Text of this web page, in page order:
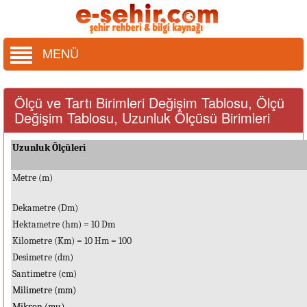
MENÜ
Ölçü ve Tartı Birimleri Değişim Tablosu, Ölçü
Değişim Tablosu, Uzunluk Ölçüsü Birimleri
Uzunluk Ölçüleri
Metre (m)
Dekametre (Dm)
Hektametre (hm) = 10 Dm
Kilometre (Km) = 10 Hm = 100
Desimetre (dm)
Santimetre (cm)
Milimetre (mm)